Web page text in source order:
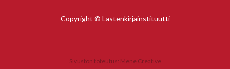
Copyright © Lastenkirjainstituutti
Sivuston toteutus: Mene Creative